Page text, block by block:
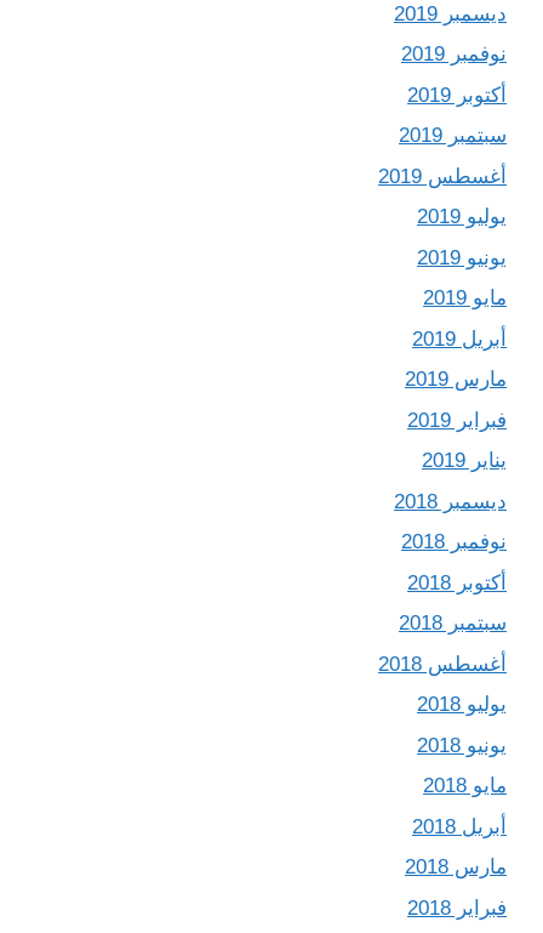
ديسمبر 2019
نوفمبر 2019
أكتوبر 2019
سبتمبر 2019
أغسطس 2019
يوليو 2019
يونيو 2019
مايو 2019
أبريل 2019
مارس 2019
فبراير 2019
يناير 2019
ديسمبر 2018
نوفمبر 2018
أكتوبر 2018
سبتمبر 2018
أغسطس 2018
يوليو 2018
يونيو 2018
مايو 2018
أبريل 2018
مارس 2018
فبراير 2018